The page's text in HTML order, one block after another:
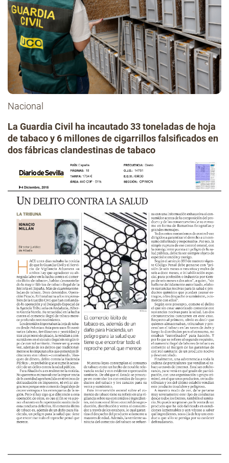
Nacional
La Guardia Civil ha incautado 33 toneladas de hoja
de tabaco y 6 millones de cigarrillos falsificados en
dos fábricas clandestinas de tabaco